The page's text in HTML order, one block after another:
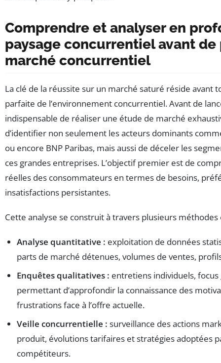
Comprendre et analyser en
paysage concurrentiel avant
marché concurrentiel
La clé de la réussite sur un marché saturé réside avant
parfaite de l’environnement concurrentiel. Avant de
indispensable de réaliser une étude de marché
d’identifier non seulement les acteurs dominants
ou encore BNP Paribas, mais aussi de déceler les
ces grandes entreprises. L’objectif premier est de
réelles des consommateurs en termes de besoins,
insatisfactions persistantes.
Cette analyse se construit à travers plusieurs
Analyse quantitative : exploitation de données
parts de marché détenues, volumes de ventes,
Enquêtes qualitatives : entretiens individuels,
permettant d’approfondir la connaissance des
frustrations face à l’offre actuelle.
Veille concurrentielle : surveillance des actions
produit, évolutions tarifaires et stratégies adoptées
compétiteurs.